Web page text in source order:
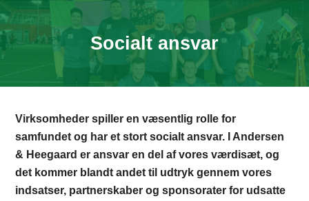
Socialt ansvar
Virksomheder spiller en væsentlig rolle for
samfundet og har et stort socialt ansvar. I Andersen
& Heegaard er ansvar en del af vores værdisæt, og
det kommer blandt andet til udtryk gennem vores
indsatser, partnerskaber og sponsorater for udsatte